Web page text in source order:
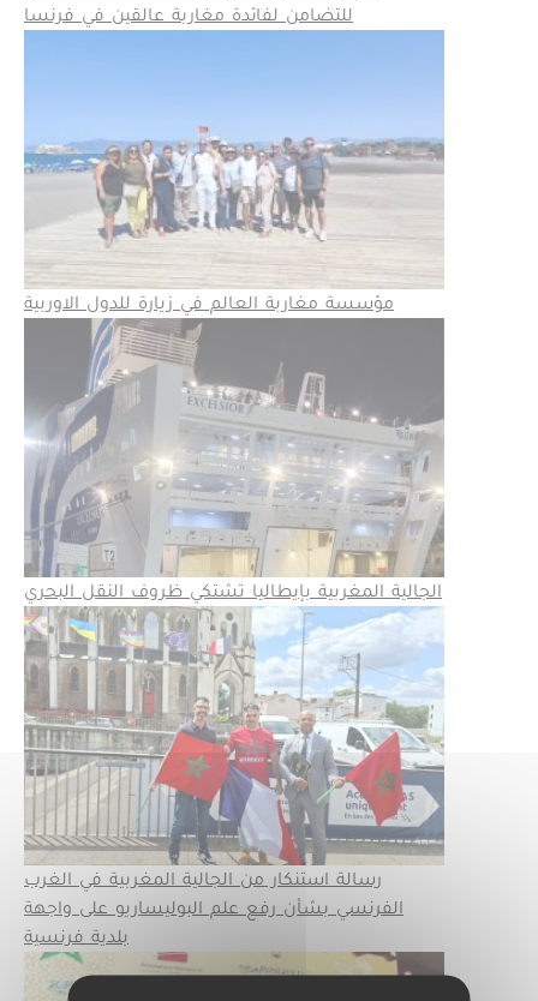
للتضامن لفائدة مغاربة عالقين في فرنسا
مؤسسة مغاربة العالم في زيارة للدول الاوربية
الجالية المغربية بإيطاليا تشتكي ظروف النقل البحري
رسالة استنكار من الجالية المغربية في الغرب
الفرنسي بشأن رفع علم البوليساريو على واجهة
بلدية فرنسية